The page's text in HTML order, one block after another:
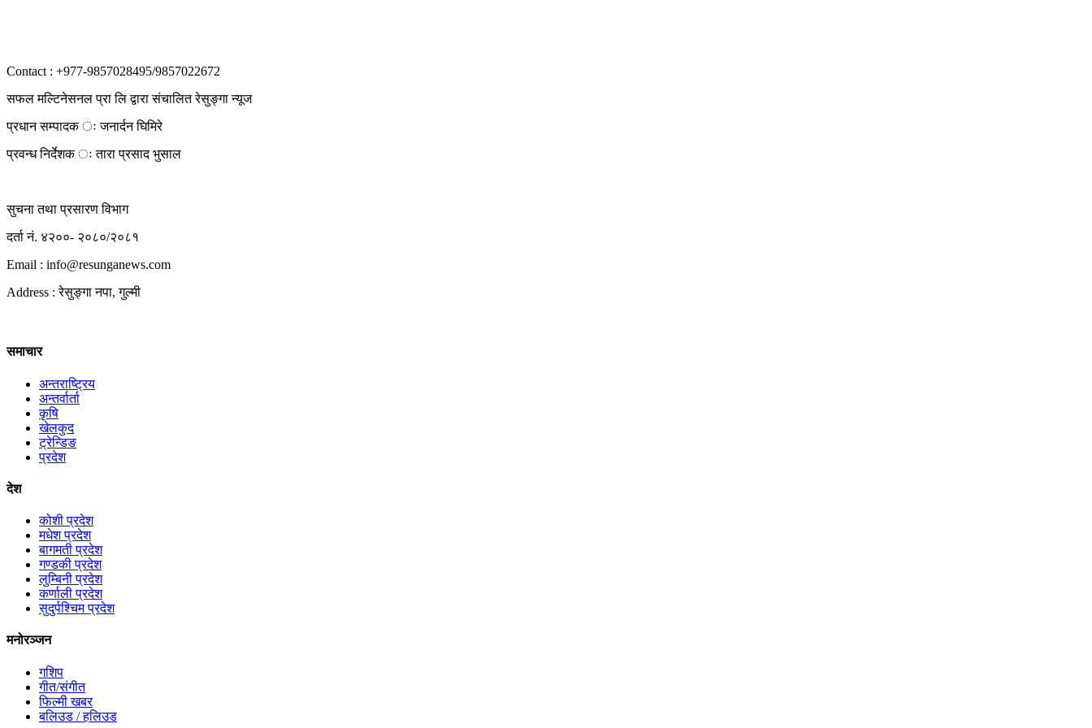
Contact : +977-9857028495/9857022672
सफल मल्टिनेसनल प्रा लि द्वारा संचालित रेसुङ्गा न्यूज
प्रधान सम्पादक ः जनार्दन घिमिरे
प्रवन्ध निर्देशक ः तारा प्रसाद भुसाल
सुचना तथा प्रसारण विभाग
दर्ता नं. ४२००- २०८०/२०८१
Email : info@resunganews.com
Address : रेसुङ्गा नपा, गुल्मी
समाचार
अन्तराष्ट्रिय
अन्तर्वार्ता
कृषि
खेलकुद
ट्रेन्डिङ
प्रदेश
देश
कोशी प्रदेश
मधेश प्रदेश
बागमती प्रदेश
गण्डकी प्रदेश
लुम्बिनी प्रदेश
कर्णाली प्रदेश
सुदुर्पश्चिम प्रदेश
मनोरञ्जन
गशिप
गीत/संगीत
फिल्मी खबर
बलिउड / हलिउड